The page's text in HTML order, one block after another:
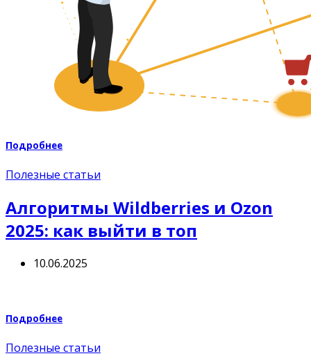
Подробнее
Полезные статьи
Алгоритмы Wildberries и Ozon
2025: как выйти в топ
10.06.2025
Подробнее
Полезные статьи